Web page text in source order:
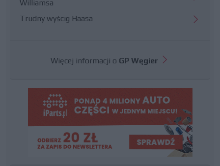
Williamsa
Trudny wyścig Haasa
Więcej informacji o GP Węgier